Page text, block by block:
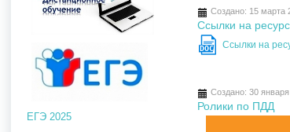
Создано: 15 марта
Ссылки на
DOC Ссылки на
Создано: 30
Ролики по ПДД
ЕГЭ 2025